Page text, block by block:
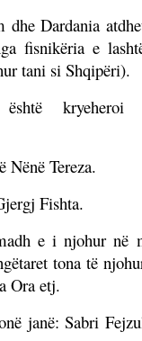
dhe Dardania
fisnikëria e
tani si Shqipëri).
kryeheroi
Nënë Tereza.
Fishta.
e i njohur në
tona të
Ora etj.
janë: Sabri